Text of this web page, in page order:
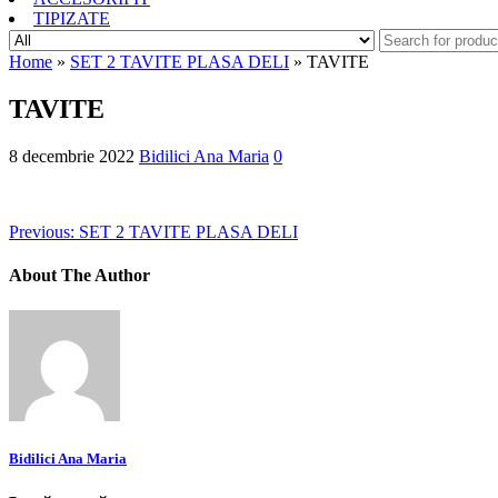
TIPIZATE
Home » SET 2 TAVITE PLASA DELI » TAVITE
TAVITE
8 decembrie 2022 Bidilici Ana Maria 0
Previous: SET 2 TAVITE PLASA DELI
About The Author
Bidilici Ana Maria